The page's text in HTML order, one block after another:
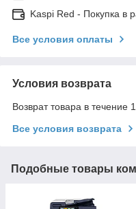
Kaspi Red - Покупка в
Все условия оплаты
Условия возврата
Возврат товара в течение
Все условия возврата
Подобные товары